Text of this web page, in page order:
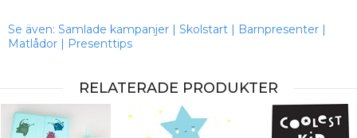
Se även: Samlade kampanjer | Skolstart | Barnpresenter |
Matlådor | Presenttips
RELATERADE PRODUKTER